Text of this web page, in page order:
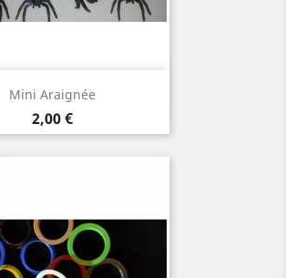
Mini Araignée
Prix
2,00 €
Aperçu rapide